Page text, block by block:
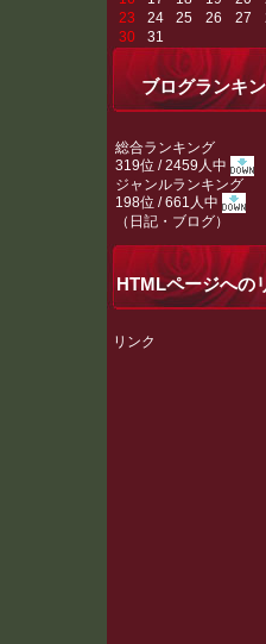
23
24 25 26 27
30
31
ブログランキ
総合ランキング
319位 / 2459人中
ジャンルランキング
198位 / 661人中
（ 日記・ブログ）
HTMLページへの
リンク